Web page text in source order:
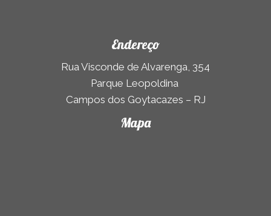
Endereço
Rua Visconde de Alvarenga, 354
Parque Leopoldina
Campos dos Goytacazes – RJ
Mapa